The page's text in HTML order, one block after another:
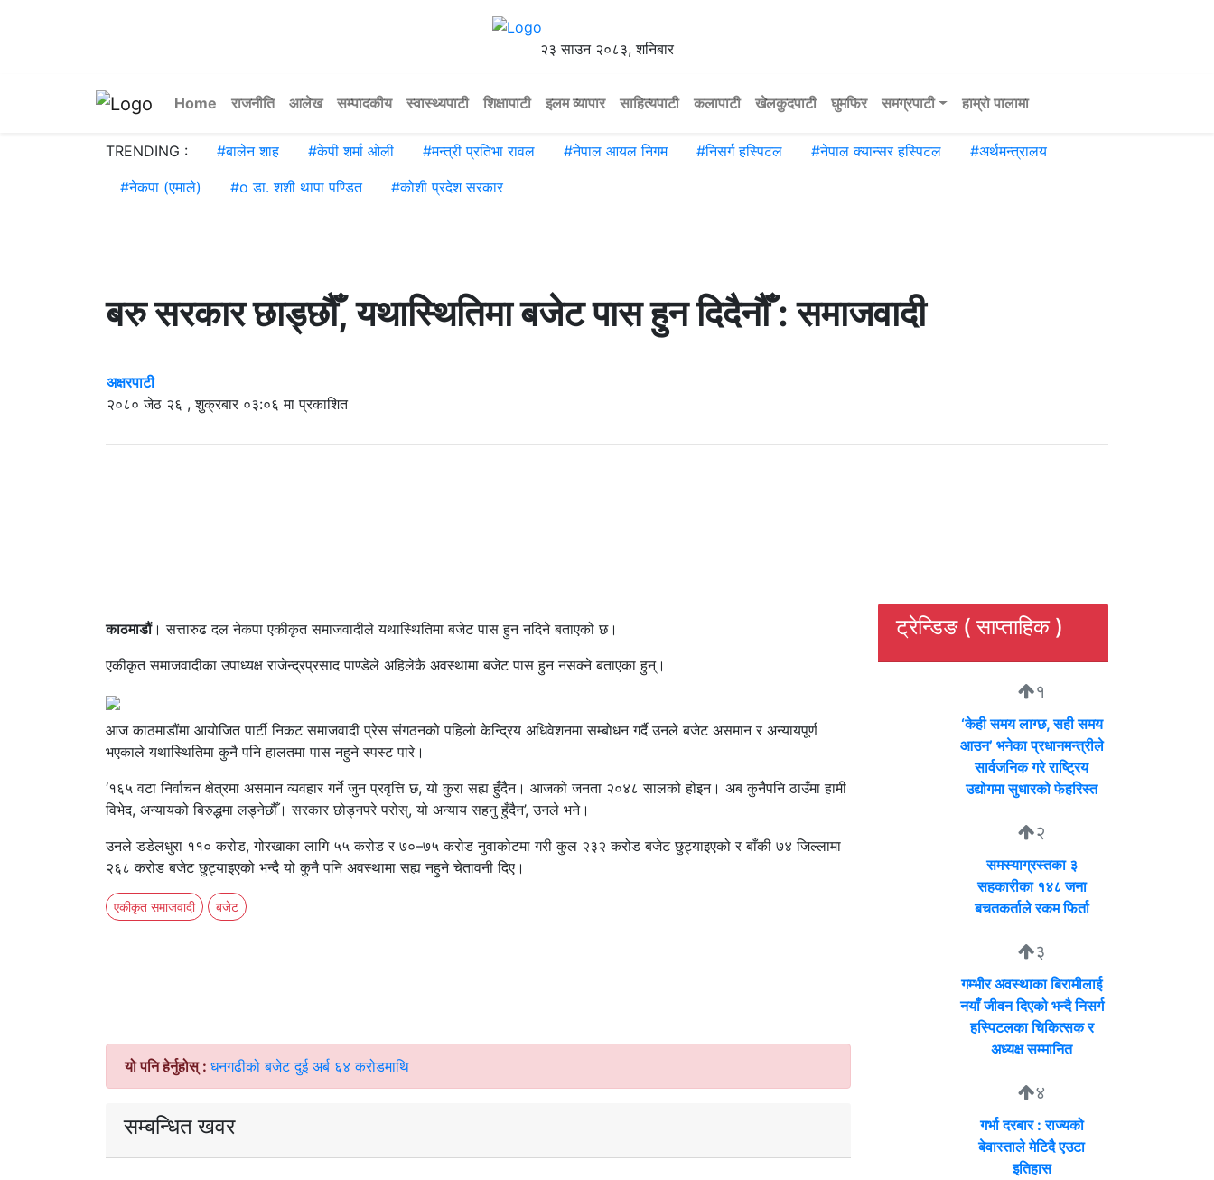
२३ साउन २०८३, शनिबार
Home राजनीति आलेख सम्पादकीय स्वास्थ्यपाटी शिक्षापाटी इलम व्यापार साहित्यपाटी कलापाटी खेलकुदपाटी घुमफिर समग्रपाटी हाम्रो पालामा
TRENDING : #बालेन शाह #केपी शर्मा ओली #मन्त्री प्रतिभा रावल #नेपाल आयल निगम #निसर्ग हस्पिटल #नेपाल क्यान्सर हस्पिटल #अर्थमन्त्रालय
#नेकपा (एमाले) #o डा. शशी थापा पण्डित #कोशी प्रदेश सरकार
बरु सरकार छाड्छौँ, यथास्थितिमा बजेट पास हुन दिदैनौँ : समाजवादी
अक्षरपाटी
२०८० जेठ २६ , शुक्रबार ०३:०६ मा प्रकाशित
काठमाडौं। सत्तारुढ दल नेकपा एकीकृत समाजवादीले यथास्थितिमा बजेट पास हुन नदिने बताएको छ।
एकीकृत समाजवादीका उपाध्यक्ष राजेन्द्रप्रसाद पाण्डेले अहिलेकै अवस्थामा बजेट पास हुन नसक्ने बताएका हुन्।
आज काठमाडौंमा आयोजित पार्टी निकट समाजवादी प्रेस संगठनको पहिलो केन्द्रिय अधिवेशनमा सम्बोधन गर्दै उनले बजेट असमान र अन्यायपूर्ण
भएकाले यथास्थितिमा कुनै पनि हालतमा पास नहुने स्पस्ट पारे।
‘१६५ वटा निर्वाचन क्षेत्रमा असमान व्यवहार गर्ने जुन प्रवृत्ति छ, यो कुरा सह्य हुँदैन। आजको जनता २०४८ सालको होइन। अब कुनैपनि ठाउँमा हामी
विभेद, अन्यायको बिरुद्धमा लड्नेछौँ। सरकार छोड्नपरे परोस्, यो अन्याय सहनु हुँदैन’, उनले भने।
उनले डडेलधुरा ११० करोड, गोरखाका लागि ५५ करोड र ७०–७५ करोड नुवाकोटमा गरी कुल २३२ करोड बजेट छुट्याइएको र बाँकी ७४ जिल्लामा
२६८ करोड बजेट छुट्याइएको भन्दै यो कुनै पनि अवस्थामा सह्य नहुने चेतावनी दिए।
एकीकृत समाजवादी बजेट
यो पनि हेर्नुहोस् : धनगढीको बजेट दुई अर्ब ६४ करोडमाथि
सम्बन्धित खवर
ट्रेन्डिङ ( साप्ताहिक )
१
‘केही समय लाग्छ, सही समय
आउन’ भनेका प्रधानमन्त्रीले
सार्वजनिक गरे राष्ट्रिय
उद्योगमा सुधारको फेहरिस्त
२
समस्याग्रस्तका ३
सहकारीका १४८ जना
बचतकर्ताले रकम फिर्ता
३
गम्भीर अवस्थाका बिरामीलाई
नयाँ जीवन दिएको भन्दै निसर्ग
हस्पिटलका चिकित्सक र
अध्यक्ष सम्मानित
४
गर्भा दरबार : राज्यको
बेवास्ताले मेटिदै एउटा
इतिहास